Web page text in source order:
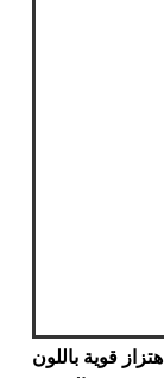
مع 7 وظائف اهتزاز قوية باللون